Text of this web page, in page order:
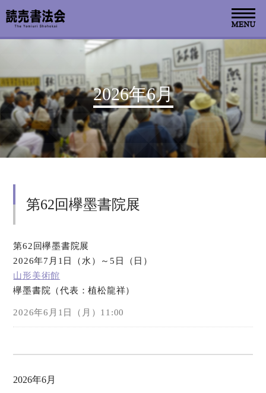
2026年6月
第62回欅墨書院展
第62回欅墨書院展
2026年7月1日（水）～5日（日）
山形美術館
欅墨書院（代表：植松龍祥）
2026年6月1日（月）11:00
2026年6月
お知らせ
読売書法会について
読売書法展
関連書道展
デジタルアーカイブ
オンラインショップ